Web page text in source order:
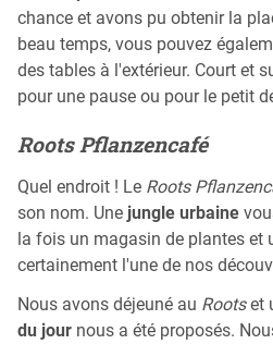
chance et avons pu obtenir la
beau temps, vous pouvez
des tables à l'extérieur. Court et
pour une pause ou pour le petit
Roots Pflanzencafé
Quel endroit ! Le Roots
son nom. Une jungle urbaine
la fois un magasin de plantes et
certainement l'une de nos
Nous avons déjeuné au Rootset
du jour nous a été proposés.